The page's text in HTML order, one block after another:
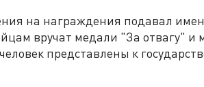
на награждения подавал
вручат медали "За отвагу" и
представлены к